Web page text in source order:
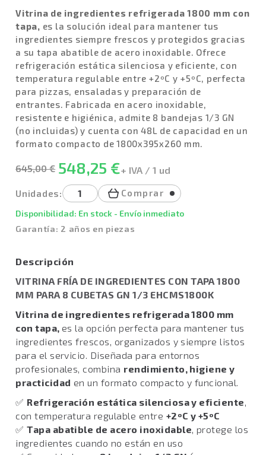
Vitrina de ingredientes refrigerada 1800 mm con
tapa, es la solución ideal para mantener tus
ingredientes siempre frescos y protegidos gracias
a su tapa abatible de acero inoxidable. Ofrece
refrigeración estática silenciosa y eficiente, con
temperatura regulable entre +2ºC y +5ºC, perfecta
para pizzas, ensaladas y preparación de
entrantes. Fabricada en acero inoxidable,
resistente e higiénica, admite 8 bandejas 1/3 GN
(no incluidas) y cuenta con 48L de capacidad en un
formato compacto de 1800x395x260 mm.
645,00 € 548,25 €+ IVA / 1 ud
Unidades: Comprar
Disponibilidad: En stock - Envío inmediato
Garantía: 2 años en piezas
Descripción
VITRINA FRÍA DE INGREDIENTES CON TAPA 1800
MM PARA 8 CUBETAS GN 1/3 EHCMS1800K
Vitrina de ingredientes refrigerada 1800 mm
con tapa, es la opción perfecta para mantener tus
ingredientes frescos, organizados y siempre listos
para el servicio. Diseñada para entornos
profesionales, combina rendimiento, higiene y
practicidad en un formato compacto y funcional.
✅ Refrigeración estática silenciosa y eficiente,
con temperatura regulable entre +2ºC y +5ºC
✅Tapa abatible de acero inoxidable, protege los
ingredientes cuando no están en uso